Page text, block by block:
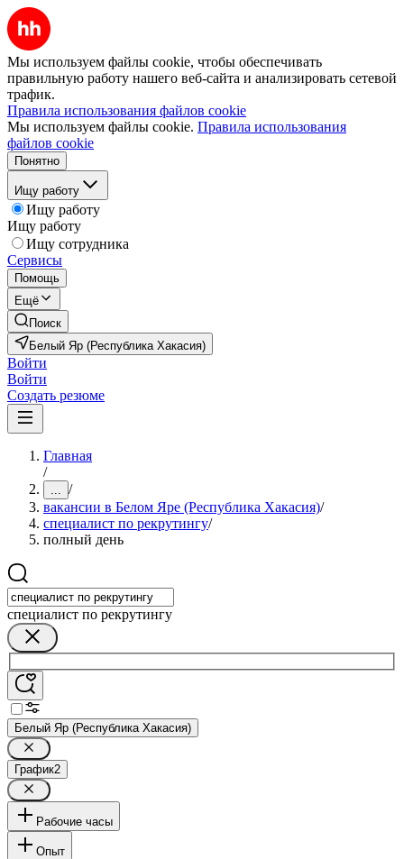
Мы используем файлы cookie, чтобы обеспечивать
правильную работу нашего веб-сайта и анализировать сетевой
трафик.
Правила использования файлов cookie
Мы используем файлы cookie. Правила использования
файлов cookie
Понятно
Ищу работу
Ищу работу
Ищу работу
Ищу сотрудника
Сервисы
Помощь
Ещё
Поиск
Белый Яр (Республика Хакасия)
Войти
Войти
Создать резюме
Главная
/
... /
вакансии в Белом Яре (Республика Хакасия)/
специалист по рекрутингу/
полный день
специалист по рекрутингу
Белый Яр (Республика Хакасия)
График2
Рабочие часы
Опыт